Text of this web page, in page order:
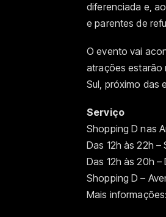
diferenciada e,
e parentes de
O evento vai
atrações estarão
Sul, próximo das
Serviço
Shopping D nas
Das 12h às 22h –
Das 12h às 20h
Shopping D –
Mais